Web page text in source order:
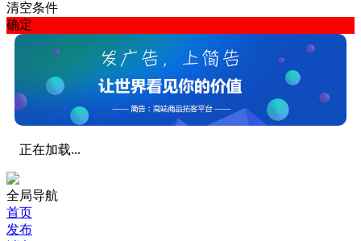
清空条件
确定
正在加载...
全局导航
首页
发布